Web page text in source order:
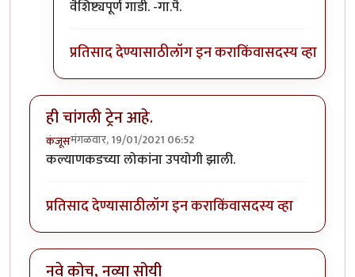
वैशिष्ट्यपूर्ण गाडी. -गा.पै.
प्रतिसाद देण्यासाठीलॉग इन कराकिंवासदस्य व्हा
ही चांगली ट्रेन आहे.
कंजूसमंगळवार, 19/01/2021 06:52
कल्याणकडच्या लोकांना उपयोगी झाली.
प्रतिसाद देण्यासाठीलॉग इन कराकिंवासदस्य व्हा
नवे कोच, नव्या सोयी